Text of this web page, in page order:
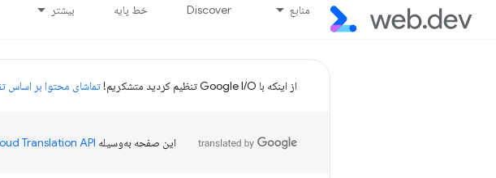
منابع Discover خط پایه بیشتر
از اینکه با Google I/O تنظیم کردید متشکریم! تماشای محتوا بر اساس
این صفحه به‌وسیله